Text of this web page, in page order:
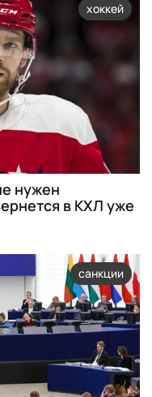
хоккей
нужен
в КХЛ уже
санкции